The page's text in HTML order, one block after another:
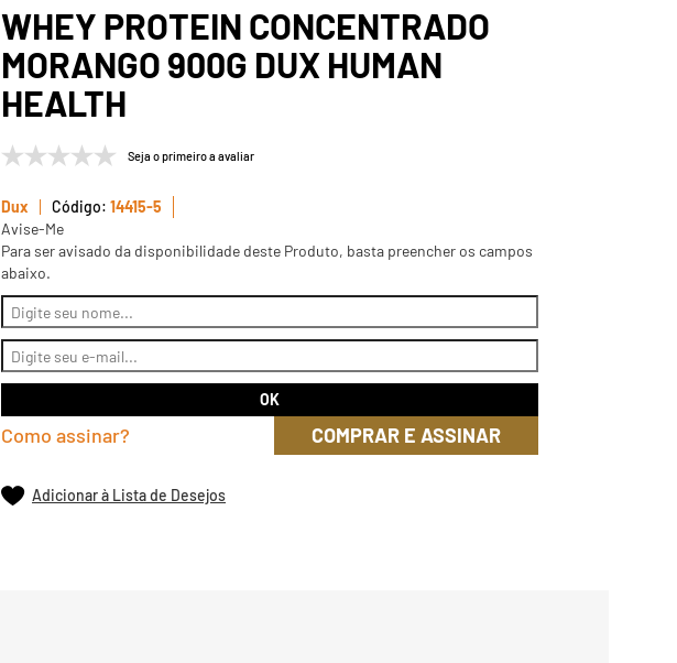
WHEY PROTEIN CONCENTRADO
MORANGO 900G DUX HUMAN
HEALTH
Seja o primeiro a avaliar
Dux
14415-5
Avise-Me
Para ser avisado da disponibilidade deste Produto, basta preencher os campos
abaixo.
Como assinar? COMPRAR E ASSINAR
Adicionar à Lista de Desejos